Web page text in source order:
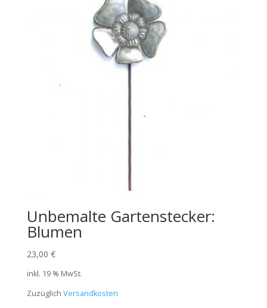
Unbemalte Gartenstecker:
Blumen
23,00 €
inkl. 19 % MwSt.
Zuzüglich Versandkosten